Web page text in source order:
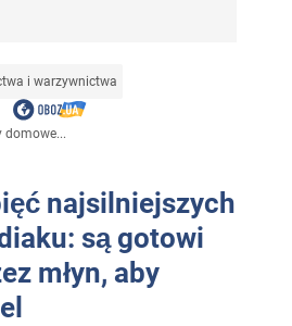
i warzywnictwa
domowe...
najsilniejszych
są gotowi
młyn, aby